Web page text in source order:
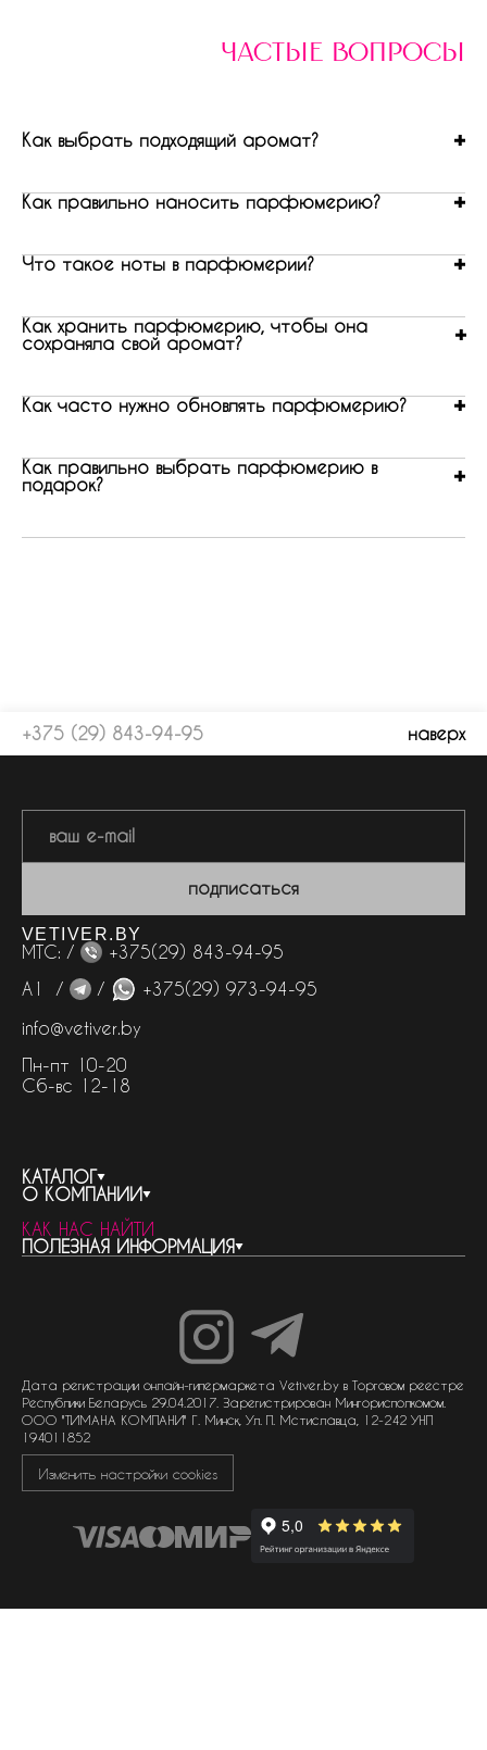
частые вопросы
Как выбрать подходящий аромат?
Как правильно наносить парфюмерию?
Что такое ноты в парфюмерии?
Как хранить парфюмерию, чтобы она
сохраняла свой аромат?
Как часто нужно обновлять парфюмерию?
Как правильно выбрать парфюмерию в
подарок?
+375 (29) 843-94-95 наверх
подписаться
VETIVER.BY
МТС: /
+375(29) 843-94-95
А1 /
/
+375(29) 973-94-95
info@vetiver.by
Пн-пт 10-20
Сб-вс 12-18
КАТАЛОГ
весь каталог
бренды
женская парфюмерия
мужская парфюмерия
унисекс парфюмерия
О КОМПАНИИ
контакты
о компании
доставка и оплата
КАК НАС НАЙТИ
ПОЛЕЗНАЯ ИНФОРМАЦИЯ
как совершить покупку
политика обработки персональных данных
политика обработки файлов cookie
Дата регистрации онлайн-гипермаркета Vetiver.by в Торговом реестре
Республики Беларусь 29.04.2017. Зарегистрирован Мингорисполкомом.
ООО "ТИМАНА КОМПАНИ" Г. Минск, Ул. П. Мстиславца, 12-242 УНП
194011852
Изменить настройки cookies